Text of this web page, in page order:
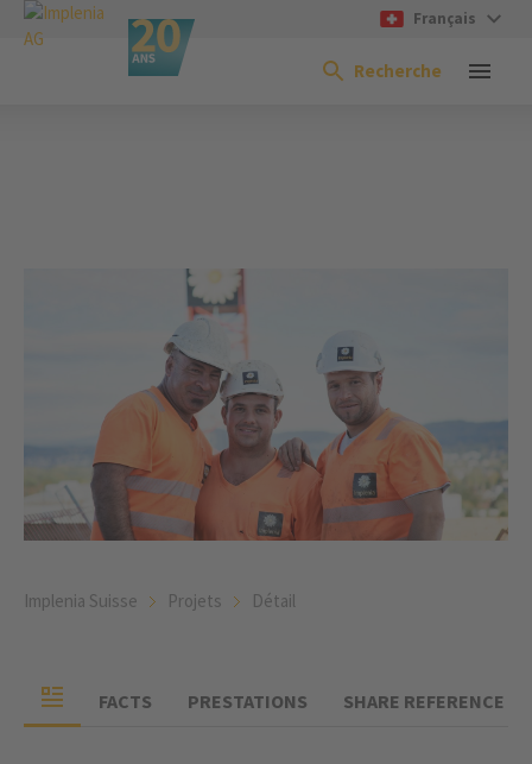
Français
Recherche
Implenia Suisse Projets Détail
FACTS PRESTATIONS SHARE REFERENCE